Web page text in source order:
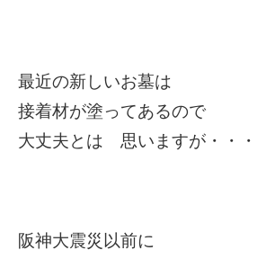
最近の新しいお墓は
接着材が塗ってあるので
大丈夫とは 思いますが・・・
阪神大震災以前に